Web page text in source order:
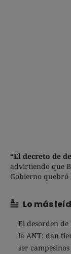
“El decreto de
advirtiendo que
Gobierno quebró
Lo más
El desorden
la ANT: dan
ser campesinos